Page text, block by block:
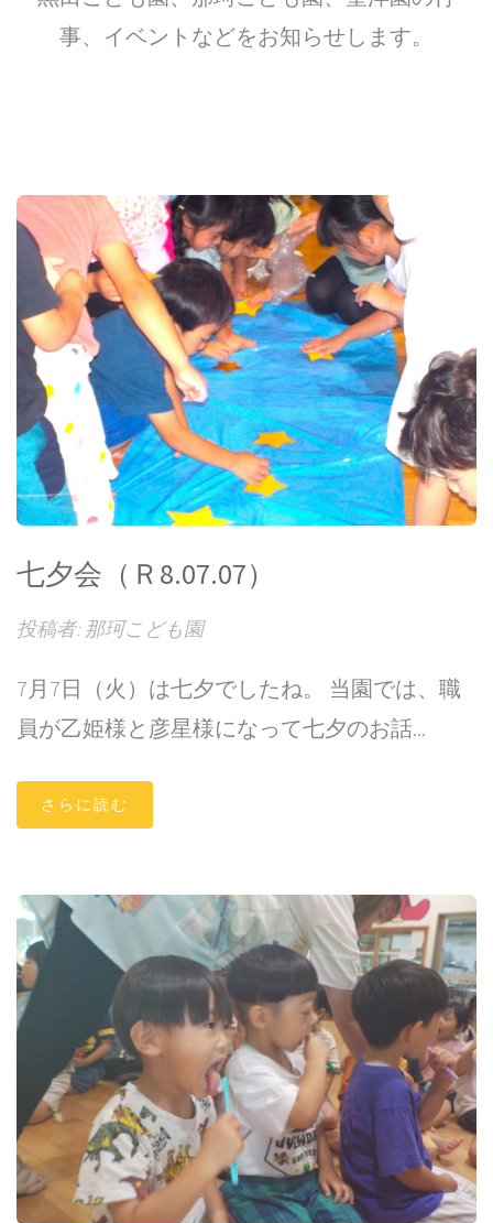
事、イベントなどをお知らせします。
七夕会（Ｒ8.07.07）
投稿者: 那珂こども園
7月7日（火）は七夕でしたね。 当園では、職
員が乙姫様と彦星様になって七夕のお話...
さらに読む